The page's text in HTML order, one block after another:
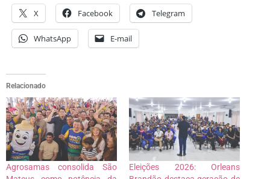
X Facebook Telegram
WhatsApp E-mail
Relacionado
Agrosamas consolida São
Eleições 2026: Orleans